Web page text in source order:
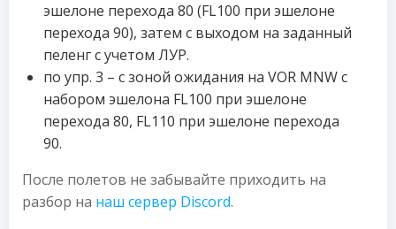
эшелоне перехода 80 (FL100 при эшелоне
перехода 90), затем с выходом на заданный
пеленг с учетом ЛУР.
по упр. 3 – с зоной ожидания на VOR MNW с
набором эшелона FL100 при эшелоне
перехода 80, FL110 при эшелоне перехода
90.
После полетов не забывайте приходить на
разбор на наш сервер Discord.